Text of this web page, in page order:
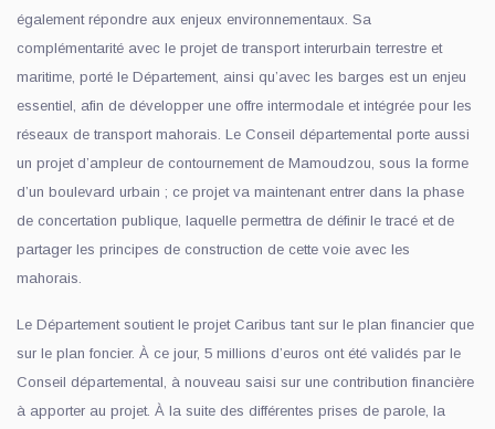
également répondre aux enjeux environnementaux. Sa
complémentarité avec le projet de transport interurbain terrestre et
maritime, porté le Département, ainsi qu’avec les barges est un enjeu
essentiel, afin de développer une offre intermodale et intégrée pour les
réseaux de transport mahorais. Le Conseil départemental porte aussi
un projet d’ampleur de contournement de Mamoudzou, sous la forme
d’un boulevard urbain ; ce projet va maintenant entrer dans la phase
de concertation publique, laquelle permettra de définir le tracé et de
partager les principes de construction de cette voie avec les
mahorais.
Le Département soutient le projet Caribus tant sur le plan financier que
sur le plan foncier. À ce jour, 5 millions d’euros ont été validés par le
Conseil départemental, à nouveau saisi sur une contribution financière
à apporter au projet. À la suite des différentes prises de parole, la